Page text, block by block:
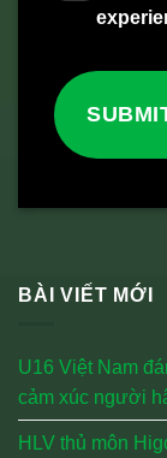
BÀI VIẾT MỚI
U16 Việt Nam
cảm xúc người
HLV thủ môn